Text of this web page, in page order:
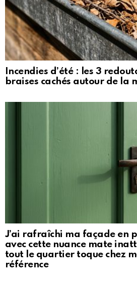
Incendies d’été : les 3
braises cachés autour de la
J’ai rafraîchi ma façade en
avec cette nuance mate
tout le quartier toque chez
référence